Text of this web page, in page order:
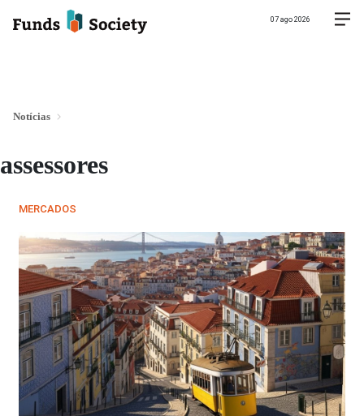
07 ago 2026
Notícias
assessores
MERCADOS